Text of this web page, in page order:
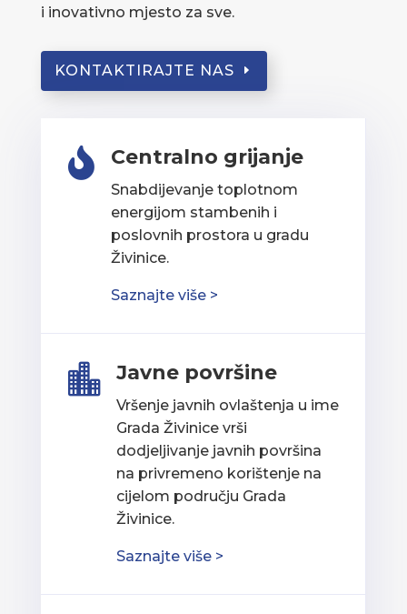
i inovativno mjesto za sve.
KONTAKTIRAJTE NAS
 Centralno grijanje
Snabdijevanje toplotnom
energijom stambenih i
poslovnih prostora u gradu
Živinice.
Saznajte više >
 Javne površine
Vršenje javnih ovlaštenja u ime
Grada Živinice vrši
dodjeljivanje javnih površina
na privremeno korištenje na
cijelom području Grada
Živinice.
Saznajte više >